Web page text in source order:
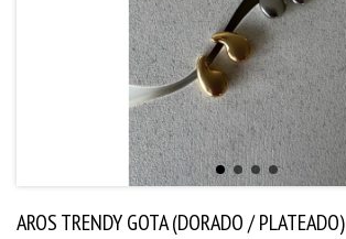
AROS TRENDY GOTA (DORADO / PLATEADO)